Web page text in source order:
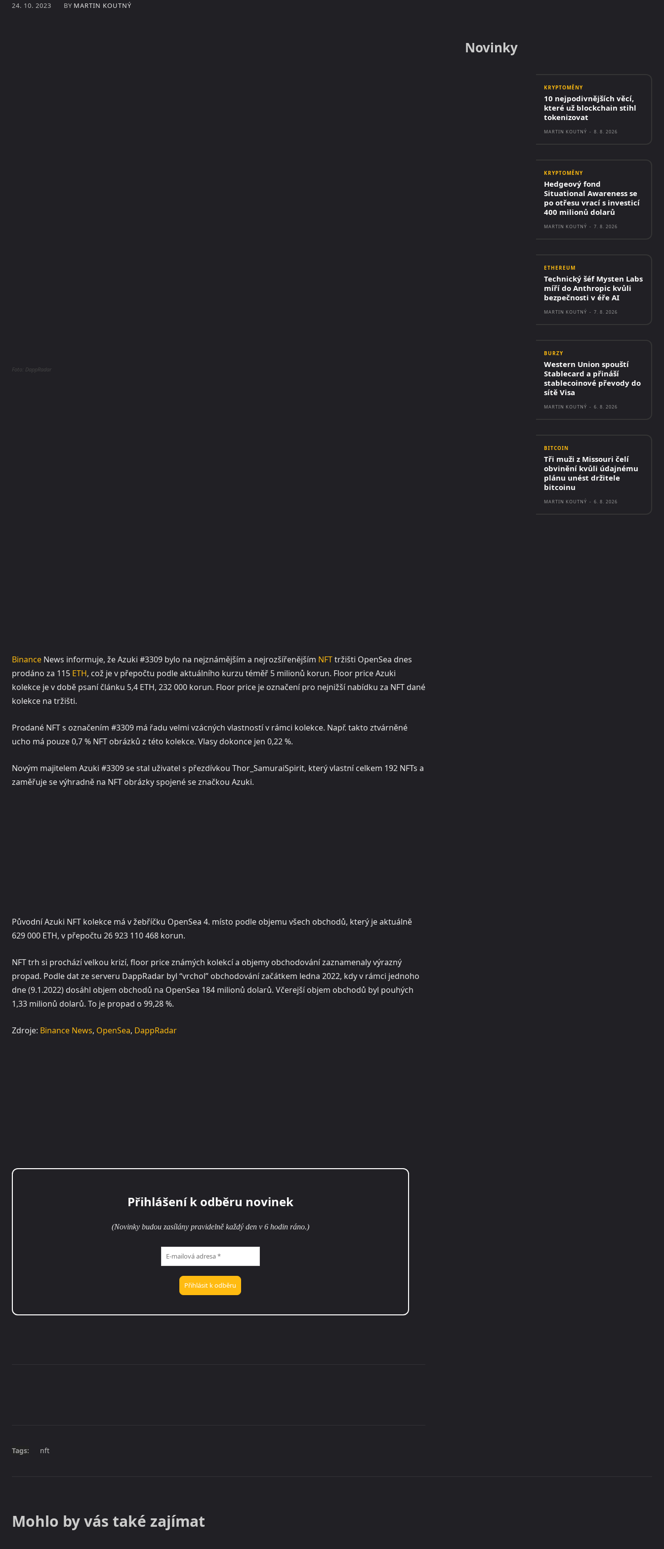
24. 10. 2023 BY MARTIN KOUTNÝ
Foto: DappRadar
Binance News informuje, že Azuki #3309 bylo na nejznámějším a nejrozšířenějším NFTtržišti OpenSea dnes
prodáno za 115 ETH, což je v přepočtu podle aktuálního kurzu téměř 5 milionů korun. Floor price Azuki
kolekce je v době psaní článku 5,4 ETH, 232 000 korun. Floor price je označení pro nejnižší nabídku za NFT dané
kolekce na tržišti.
Prodané NFT s označením #3309 má řadu velmi vzácných vlastností v rámci kolekce. Např. takto ztvárněné
ucho má pouze 0,7 % NFT obrázků z této kolekce. Vlasy dokonce jen 0,22 %.
Novým majitelem Azuki #3309 se stal uživatel s přezdívkou Thor_SamuraiSpirit, který vlastní celkem 192 NFTs a
zaměřuje se výhradně na NFT obrázky spojené se značkou Azuki.
Původní Azuki NFT kolekce má v žebříčku OpenSea 4. místo podle objemu všech obchodů, který je aktuálně
629 000 ETH, v přepočtu 26 923 110 468 korun.
NFT trh si prochází velkou krizí, floor price známých kolekcí a objemy obchodování zaznamenaly výrazný
propad. Podle dat ze serveru DappRadar byl “vrchol” obchodování začátkem ledna 2022, kdy v rámci jednoho
dne (9.1.2022) dosáhl objem obchodů na OpenSea 184 milionů dolarů. Včerejší objem obchodů byl pouhých
1,33 milionů dolarů. To je propad o 99,28 %.
Zdroje: Binance News, OpenSea, DappRadar
Přihlášení k odběru novinek
(Novinky budou zasílány pravidelně každý den v 6 hodin ráno.)
Tags: nft
Novinky
KRYPTOMĚNY
10 nejpodivnějších věcí,
které už blockchain stihl
tokenizovat
MARTIN KOUTNÝ - 8. 8. 2026
KRYPTOMĚNY
Hedgeový fond
Situational Awareness se
po otřesu vrací s investicí
400 milionů dolarů
MARTIN KOUTNÝ - 7. 8. 2026
ETHEREUM
Technický šéf Mysten Labs
míří do Anthropic kvůli
bezpečnosti v éře AI
MARTIN KOUTNÝ - 7. 8. 2026
BURZY
Western Union spouští
Stablecard a přináší
stablecoinové převody do
sítě Visa
MARTIN KOUTNÝ - 6. 8. 2026
BITCOIN
Tři muži z Missouri čelí
obvinění kvůli údajnému
plánu unést držitele
bitcoinu
MARTIN KOUTNÝ - 6. 8. 2026
Mohlo by vás také zajímat